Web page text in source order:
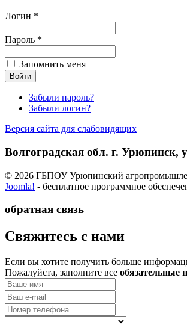
Логин *
Пароль *
Запомнить меня
Забыли пароль?
Забыли логин?
Версия сайта для слабовидящих
Волгоградская обл. г. Урюпинск,
© 2026 ГБПОУ Урюпинский
Joomla! - бесплатное программное
обратная связь
­Свяжитесь с нами
Если вы хотите получить больше
Пожалуйста, заполните все обязательные